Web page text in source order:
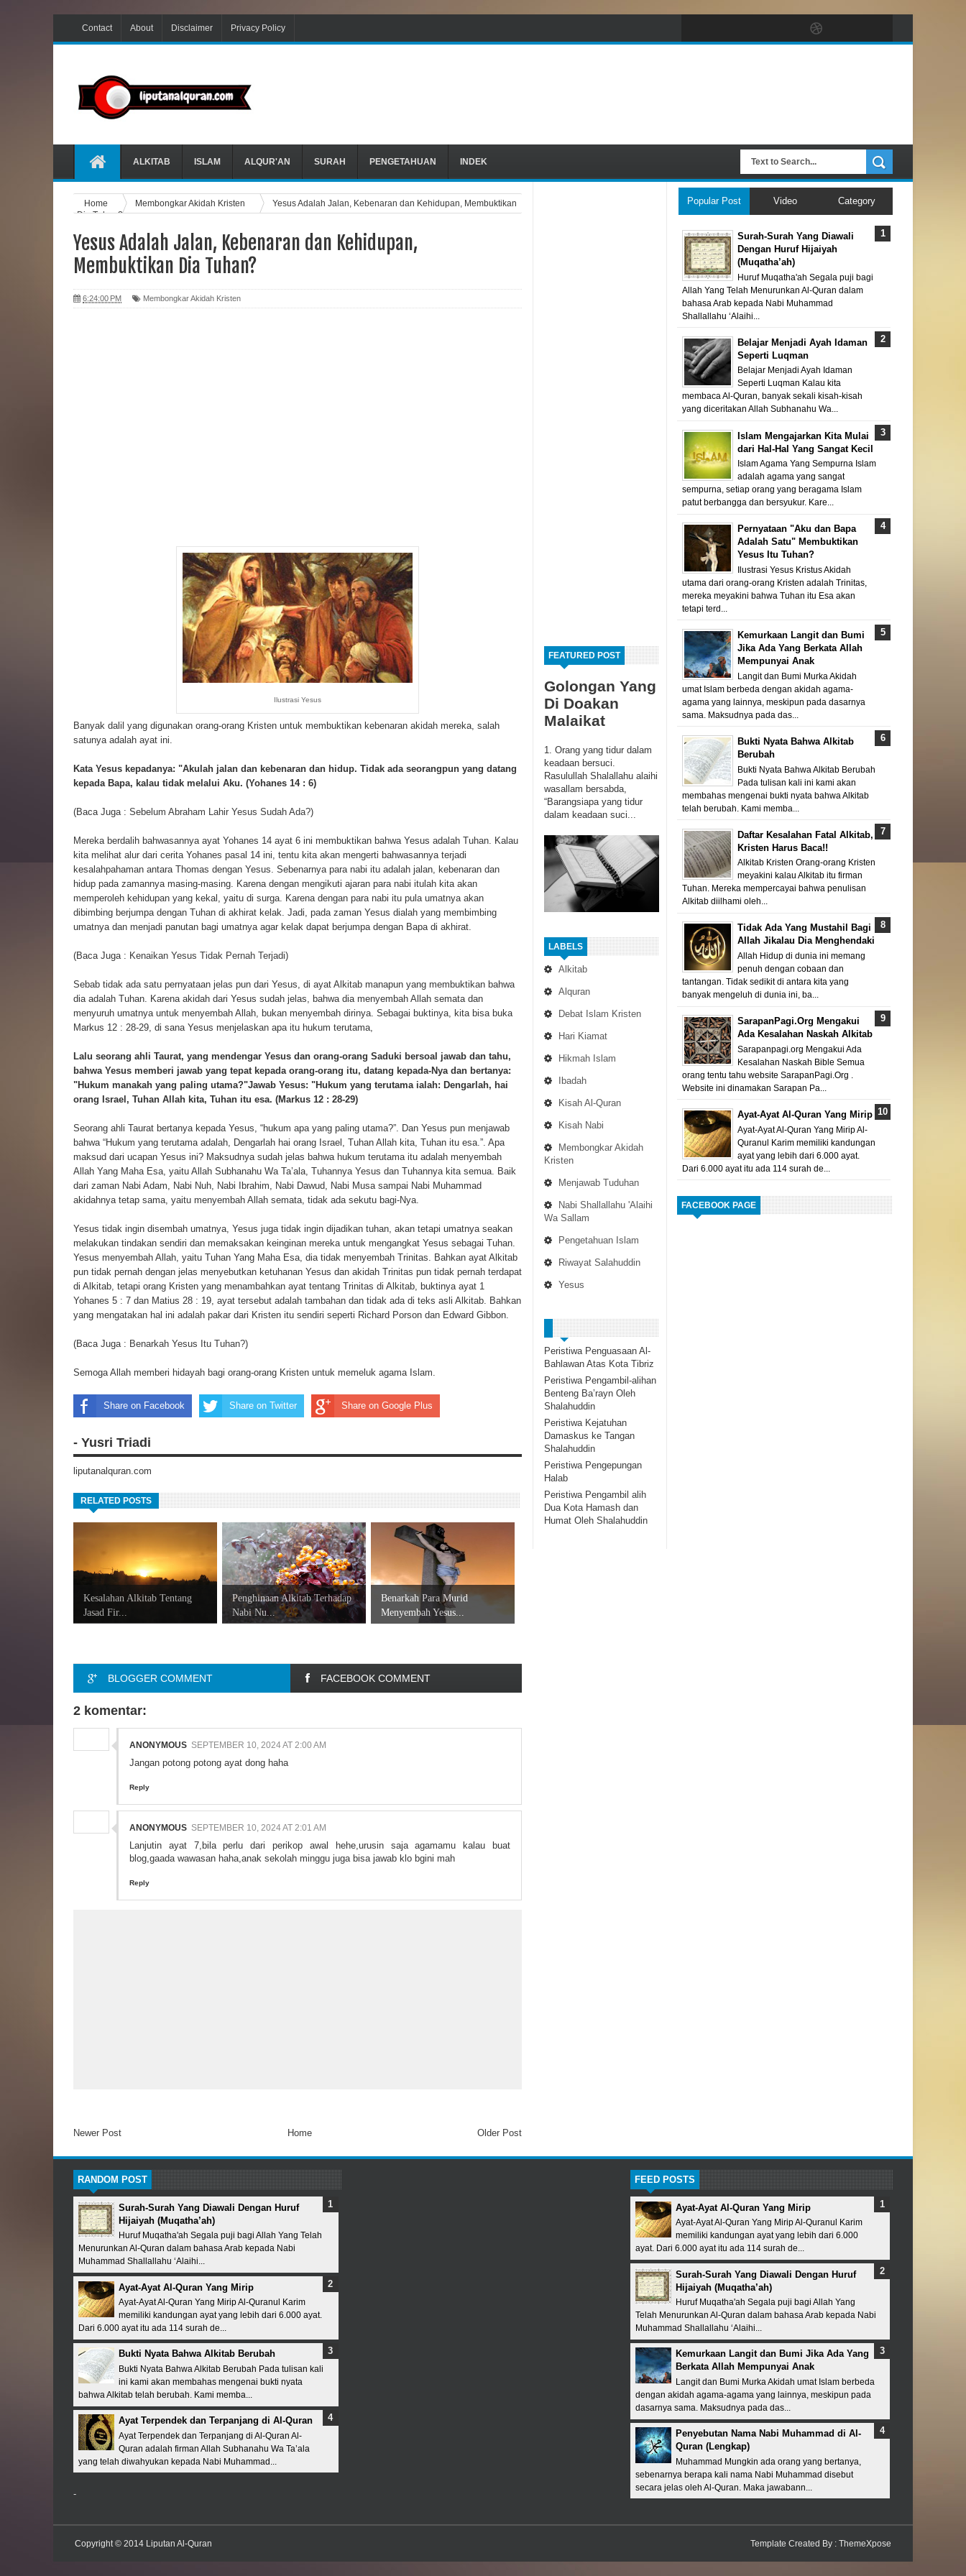
Contact About Disclaimer Privacy Policy
ALKITAB ISLAM ALQUR'AN SURAH PENGETAHUAN INDEK
FEATURED POST
Golongan Yang
Di Doakan
Malaikat
1. Orang yang tidur dalam
keadaan bersuci.
Rasulullah Shalallahu alaihi
wasallam bersabda,
“Barangsiapa yang tidur
dalam keadaan suci...
LABELS
Alkitab
Alquran
Debat Islam Kristen
Hari Kiamat
Hikmah Islam
Ibadah
Kisah Al-Quran
Kisah Nabi
Membongkar Akidah
Kristen
Menjawab Tuduhan
Nabi Shallallahu 'Alaihi
Wa Sallam
Pengetahuan Islam
Riwayat Salahuddin
Yesus
Peristiwa Penguasaan Al-
Bahlawan Atas Kota Tibriz
Peristiwa Pengambil-alihan
Benteng Ba’rayn Oleh
Shalahuddin
Peristiwa Kejatuhan
Damaskus ke Tangan
Shalahuddin
Peristiwa Pengepungan
Halab
Peristiwa Pengambil alih
Dua Kota Hamash dan
Humat Oleh Shalahuddin
Home Membongkar Akidah Kristen
Yesus Adalah Jalan, Kebenaran dan Kehidupan, Membuktikan
Dia Tuhan?
Yesus Adalah Jalan, Kebenaran dan Kehidupan,
Membuktikan Dia Tuhan?
6:24:00 PM Membongkar Akidah Kristen
Ilustrasi Yesus
Banyak dalil yang digunakan orang-orang Kristen untuk membuktikan kebenaran akidah mereka, salah
satunya adalah ayat ini.
Kata Yesus kepadanya: "Akulah jalan dan kebenaran dan hidup. Tidak ada seorangpun yang datang
kepada Bapa, kalau tidak melalui Aku. (Yohanes 14 : 6)
(Baca Juga : Sebelum Abraham Lahir Yesus Sudah Ada?)
Mereka berdalih bahwasannya ayat Yohanes 14 ayat 6 ini membuktikan bahwa Yesus adalah Tuhan. Kalau
kita melihat alur dari cerita Yohanes pasal 14 ini, tentu kita akan mengerti bahwasannya terjadi
kesalahpahaman antara Thomas dengan Yesus. Sebenarnya para nabi itu adalah jalan, kebenaran dan
hidup pada zamannya masing-masing. Karena dengan mengikuti ajaran para nabi itulah kita akan
memperoleh kehidupan yang kekal, yaitu di surga. Karena dengan para nabi itu pula umatnya akan
dibimbing berjumpa dengan Tuhan di akhirat kelak. Jadi, pada zaman Yesus dialah yang membimbing
umatnya dan menjadi panutan bagi umatnya agar kelak dapat berjumpa dengan Bapa di akhirat.
(Baca Juga : Kenaikan Yesus Tidak Pernah Terjadi)
Sebab tidak ada satu pernyataan jelas pun dari Yesus, di ayat Alkitab manapun yang membuktikan bahwa
dia adalah Tuhan. Karena akidah dari Yesus sudah jelas, bahwa dia menyembah Allah semata dan
menyuruh umatnya untuk menyembah Allah, bukan menyembah dirinya. Sebagai buktinya, kita bisa buka
Markus 12 : 28-29, di sana Yesus menjelaskan apa itu hukum terutama,
Lalu seorang ahli Taurat, yang mendengar Yesus dan orang-orang Saduki bersoal jawab dan tahu,
bahwa Yesus memberi jawab yang tepat kepada orang-orang itu, datang kepada-Nya dan bertanya:
"Hukum manakah yang paling utama?"Jawab Yesus: "Hukum yang terutama ialah: Dengarlah, hai
orang Israel, Tuhan Allah kita, Tuhan itu esa. (Markus 12 : 28-29)
Seorang ahli Taurat bertanya kepada Yesus, “hukum apa yang paling utama?”. Dan Yesus pun menjawab
bahwa “Hukum yang terutama adalah, Dengarlah hai orang Israel, Tuhan Allah kita, Tuhan itu esa.”. Apa
maksud dari ucapan Yesus ini? Maksudnya sudah jelas bahwa hukum terutama itu adalah menyembah
Allah Yang Maha Esa, yaitu Allah Subhanahu Wa Ta’ala, Tuhannya Yesus dan Tuhannya kita semua. Baik
dari zaman Nabi Adam, Nabi Nuh, Nabi Ibrahim, Nabi Dawud, Nabi Musa sampai Nabi Muhammad
akidahnya tetap sama, yaitu menyembah Allah semata, tidak ada sekutu bagi-Nya.
Yesus tidak ingin disembah umatnya, Yesus juga tidak ingin dijadikan tuhan, akan tetapi umatnya seakan
melakukan tindakan sendiri dan memaksakan keinginan mereka untuk mengangkat Yesus sebagai Tuhan.
Yesus menyembah Allah, yaitu Tuhan Yang Maha Esa, dia tidak menyembah Trinitas. Bahkan ayat Alkitab
pun tidak pernah dengan jelas menyebutkan ketuhanan Yesus dan akidah Trinitas pun tidak pernah terdapat
di Alkitab, tetapi orang Kristen yang menambahkan ayat tentang Trinitas di Alkitab, buktinya ayat 1
Yohanes 5 : 7 dan Matius 28 : 19, ayat tersebut adalah tambahan dan tidak ada di teks asli Alkitab. Bahkan
yang mengatakan hal ini adalah pakar dari Kristen itu sendiri seperti Richard Porson dan Edward Gibbon.
(Baca Juga : Benarkah Yesus Itu Tuhan?)
Semoga Allah memberi hidayah bagi orang-orang Kristen untuk memeluk agama Islam.
Share on Facebook Share on Twitter Share on Google Plus
- Yusri Triadi
liputanalquran.com
RELATED POSTS
Kesalahan Alkitab Tentang
Jasad Fir...
Penghinaan Alkitab Terhadap
Nabi Nu...
Benarkah Para Murid
Menyembah Yesus...
BLOGGER COMMENT FACEBOOK COMMENT
2 komentar:
ANONYMOUS SEPTEMBER 10, 2024 AT 2:00 AM
Jangan potong potong ayat dong haha
Reply
ANONYMOUS SEPTEMBER 10, 2024 AT 2:01 AM
Lanjutin ayat 7,bila perlu dari perikop awal hehe,urusin saja agamamu kalau buat
blog,gaada wawasan haha,anak sekolah minggu juga bisa jawab klo bgini mah
Reply
Newer Post Older Post
Home
Popular Post Video Category
Surah-Surah Yang Diawali
Dengan Huruf Hijaiyah
(Muqatha’ah)
Huruf Muqatha'ah Segala puji bagi
Allah Yang Telah Menurunkan Al-Quran dalam
bahasa Arab kepada Nabi Muhammad
Shallallahu ‘Alaihi...
Belajar Menjadi Ayah Idaman
Seperti Luqman
Belajar Menjadi Ayah Idaman
Seperti Luqman Kalau kita
membaca Al-Quran, banyak sekali kisah-kisah
yang diceritakan Allah Subhanahu Wa...
Islam Mengajarkan Kita Mulai
dari Hal-Hal Yang Sangat Kecil
Islam Agama Yang Sempurna Islam
adalah agama yang sangat
sempurna, setiap orang yang beragama Islam
patut berbangga dan bersyukur. Kare...
Pernyataan "Aku dan Bapa
Adalah Satu" Membuktikan
Yesus Itu Tuhan?
Ilustrasi Yesus Kristus Akidah
utama dari orang-orang Kristen adalah Trinitas,
mereka meyakini bahwa Tuhan itu Esa akan
tetapi terd...
Kemurkaan Langit dan Bumi
Jika Ada Yang Berkata Allah
Mempunyai Anak
Langit dan Bumi Murka Akidah
umat Islam berbeda dengan akidah agama-
agama yang lainnya, meskipun pada dasarnya
sama. Maksudnya pada das...
Bukti Nyata Bahwa Alkitab
Berubah
Bukti Nyata Bahwa Alkitab Berubah
Pada tulisan kali ini kami akan
membahas mengenai bukti nyata bahwa Alkitab
telah berubah. Kami memba...
Daftar Kesalahan Fatal Alkitab,
Kristen Harus Baca!!
Alkitab Kristen Orang-orang Kristen
meyakini kalau Alkitab itu firman
Tuhan. Mereka mempercayai bahwa penulisan
Alkitab diilhami oleh...
Tidak Ada Yang Mustahil Bagi
Allah Jikalau Dia Menghendaki
Allah Hidup di dunia ini memang
penuh dengan cobaan dan
tantangan. Tidak sedikit di antara kita yang
banyak mengeluh di dunia ini, ba...
SarapanPagi.Org Mengakui
Ada Kesalahan Naskah Alkitab
Sarapanpagi.org Mengakui Ada
Kesalahan Naskah Bible Semua
orang tentu tahu website SarapanPagi.Org .
Website ini dinamakan Sarapan Pa...
Ayat-Ayat Al-Quran Yang Mirip
Ayat-Ayat Al-Quran Yang Mirip Al-
Quranul Karim memiliki kandungan
ayat yang lebih dari 6.000 ayat.
Dari 6.000 ayat itu ada 114 surah de...
FACEBOOK PAGE
RANDOM POST
Surah-Surah Yang Diawali Dengan Huruf
Hijaiyah (Muqatha’ah)
Huruf Muqatha'ah Segala puji bagi Allah Yang Telah
Menurunkan Al-Quran dalam bahasa Arab kepada Nabi
Muhammad Shallallahu ‘Alaihi...
Ayat-Ayat Al-Quran Yang Mirip
Ayat-Ayat Al-Quran Yang Mirip Al-Quranul Karim
memiliki kandungan ayat yang lebih dari 6.000 ayat.
Dari 6.000 ayat itu ada 114 surah de...
Bukti Nyata Bahwa Alkitab Berubah
Bukti Nyata Bahwa Alkitab Berubah Pada tulisan kali
ini kami akan membahas mengenai bukti nyata
bahwa Alkitab telah berubah. Kami memba...
Ayat Terpendek dan Terpanjang di Al-Quran
Ayat Terpendek dan Terpanjang di Al-Quran Al-
Quran adalah firman Allah Subhanahu Wa Ta’ala
yang telah diwahyukan kepada Nabi Muhammad...
-
FEED POSTS
Ayat-Ayat Al-Quran Yang Mirip
Ayat-Ayat Al-Quran Yang Mirip Al-Quranul Karim
memiliki kandungan ayat yang lebih dari 6.000
ayat. Dari 6.000 ayat itu ada 114 surah de...
Surah-Surah Yang Diawali Dengan Huruf
Hijaiyah (Muqatha’ah)
Huruf Muqatha'ah Segala puji bagi Allah Yang
Telah Menurunkan Al-Quran dalam bahasa Arab kepada Nabi
Muhammad Shallallahu ‘Alaihi...
Kemurkaan Langit dan Bumi Jika Ada Yang
Berkata Allah Mempunyai Anak
Langit dan Bumi Murka Akidah umat Islam berbeda
dengan akidah agama-agama yang lainnya, meskipun pada
dasarnya sama. Maksudnya pada das...
Penyebutan Nama Nabi Muhammad di Al-
Quran (Lengkap)
Muhammad Mungkin ada orang yang bertanya,
sebenarnya berapa kali nama Nabi Muhammad disebut
secara jelas oleh Al-Quran. Maka jawabann...
Copyright © 2014 Liputan Al-Quran Template Created By : ThemeXpose